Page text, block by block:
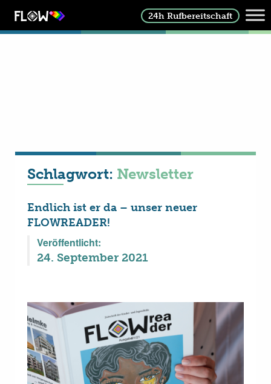
24h Rufbereitschaft
Schlagwort: Newsletter
Endlich ist er da – unser neuer
FLOWREADER!
Veröffentlicht:
24. September 2021